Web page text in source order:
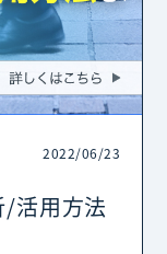
2022/06/23
/活用方法